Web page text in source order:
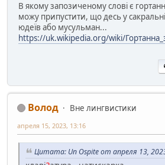
В якому запозиченому слові є
можу припустити, що десь у
юдеїв або мусульман...
https://uk.wikipedia.org/wiki/
Волод
Вне лингвистики
апреля 15, 2023, 13:16
Цитата: Un Ospite от апреля 13,